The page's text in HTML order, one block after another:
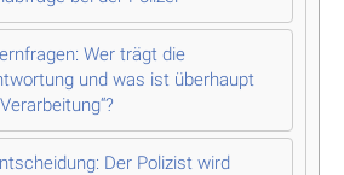
Wer trägt die
und was ist überhaupt
Der Polizist wird